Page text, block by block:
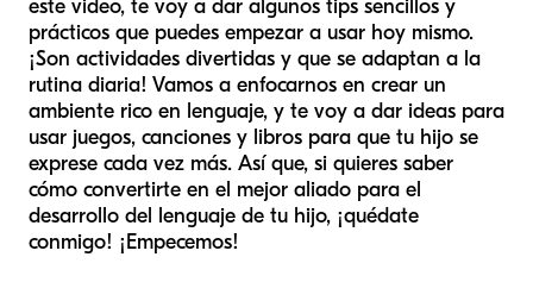
este video, te voy a dar algunos tips sencillos y
prácticos que puedes empezar a usar hoy mismo.
¡Son actividades divertidas y que se adaptan a la
rutina diaria! Vamos a enfocarnos en crear un
ambiente rico en lenguaje, y te voy a dar ideas para
usar juegos, canciones y libros para que tu hijo se
exprese cada vez más. Así que, si quieres saber
cómo convertirte en el mejor aliado para el
desarrollo del lenguaje de tu hijo, ¡quédate
conmigo! ¡Empecemos!